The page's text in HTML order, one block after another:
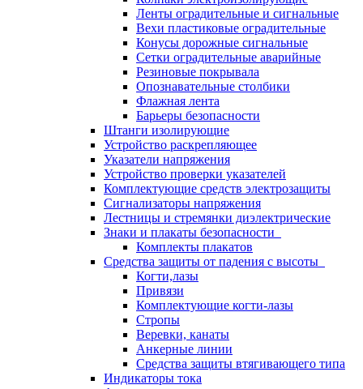
Ленты оградительные и сигнальные
Вехи пластиковые оградительные
Конусы дорожные сигнальные
Сетки оградительные аварийные
Резиновые покрывала
Опознавательные столбики
Флажная лента
Барьеры безопасности
Штанги изолирующие
Устройство раскрепляющее
Указатели напряжения
Устройство проверки указателей
Комплектующие средств электрозащиты
Сигнализаторы напряжения
Лестницы и стремянки диэлектрические
Знаки и плакаты безопасности
Комплекты плакатов
Средства защиты от падения с высоты
Когти,лазы
Привязи
Комплектующие когти-лазы
Стропы
Веревки, канаты
Анкерные линии
Средства защиты втягивающего типа
Индикаторы тока